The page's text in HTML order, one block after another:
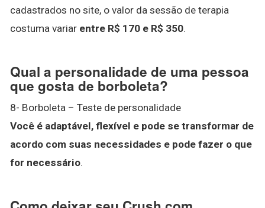
cadastrados no site, o valor da sessão de terapia
costuma variar entre R$ 170 e R$ 350.
Qual a personalidade de uma pessoa
que gosta de borboleta?
8- Borboleta – Teste de personalidade
Você é adaptável, flexível e pode se transformar de
acordo com suas necessidades e pode fazer o que
for necessário.